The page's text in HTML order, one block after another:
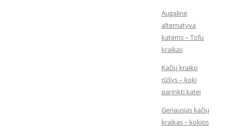
Augalinė
alternatyva
katėms – Tofu
kraikas
Kačių kraiko
rūšys – kokį
parinkti katei
Geriausias kačių
kraikas – kokios